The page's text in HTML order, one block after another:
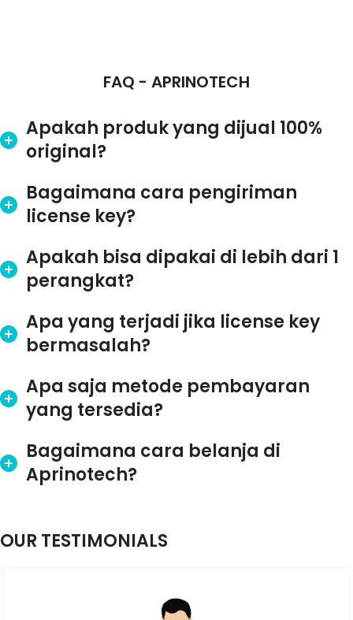
FAQ - APRINOTECH
Apakah produk yang dijual 100%
original?
Bagaimana cara pengiriman
license key?
Apakah bisa dipakai di lebih dari 1
perangkat?
Apa yang terjadi jika license key
bermasalah?
Apa saja metode pembayaran
yang tersedia?
Bagaimana cara belanja di
Aprinotech?
OUR TESTIMONIALS